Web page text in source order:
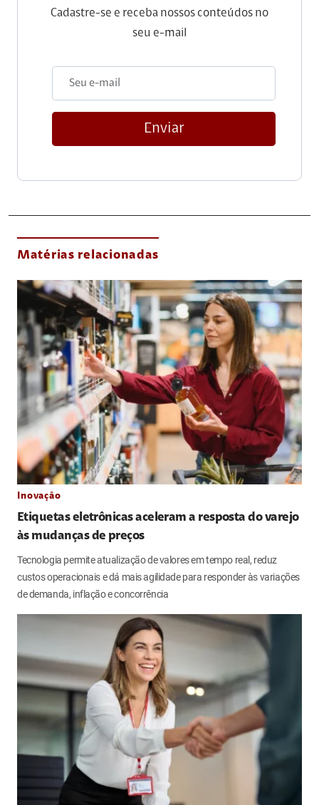
Cadastre-se e receba nossos conteúdos no
seu e-mail
Enviar
Matérias relacionadas
Inovação
Etiquetas eletrônicas aceleram a resposta do varejo
às mudanças de preços
Tecnologia permite atualização de valores em tempo real, reduz
custos operacionais e dá mais agilidade para responder às variações
de demanda, inflação e concorrência